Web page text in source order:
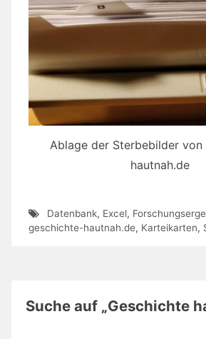
Ablage der Sterbebilder
hautnah.de
Datenbank, Excel,
geschichte-hautnah.de, Karteikarten,
Suche auf „Geschichte